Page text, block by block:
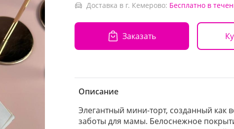
Доставка в г. Кемерово: Бесплатно в
Заказать
Описание
Элегантный мини-торт, созданный как
заботы для мамы. Белоснежное